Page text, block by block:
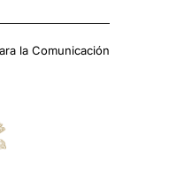
la Comunicación